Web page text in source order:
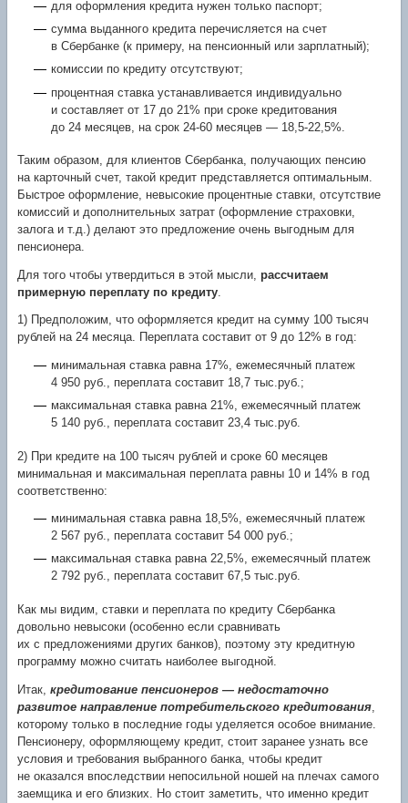
для оформления кредита нужен только паспорт;
сумма выданного кредита перечисляется на счет
в Сбербанке (к примеру, на пенсионный или зарплатный);
комиссии по кредиту отсутствуют;
процентная ставка устанавливается индивидуально
и составляет от 17 до 21% при сроке кредитования
до 24 месяцев, на срок 24-60месяцев — 18,5-22,5%.
Таким образом, для клиентов Сбербанка, получающих пенсию
на карточный счет, такой кредит представляется оптимальным.
Быстрое оформление, невысокие процентные ставки, отсутствие
комиссий и дополнительных затрат (оформление страховки,
залога и т.д.) делают это предложение очень выгодным для
пенсионера.
Для того чтобы утвердиться в этой мысли, рассчитаем
примерную переплату по кредиту.
1) Предположим, что оформляется кредит на сумму 100 тысяч
рублей на 24 месяца. Переплата составит от 9 до 12% в год:
минимальная ставка равна 17%, ежемесячный платеж
4 950 руб., переплата составит 18,7 тыс.руб.;
максимальная ставка равна 21%, ежемесячный платеж
5 140 руб., переплата составит 23,4 тыс.руб.
2) При кредите на 100 тысяч рублей и сроке 60 месяцев
минимальная и максимальная переплата равны 10 и 14% в год
соответственно:
минимальная ставка равна 18,5%, ежемесячный платеж
2 567 руб., переплата составит 54 000 руб.;
максимальная ставка равна 22,5%, ежемесячный платеж
2 792 руб., переплата составит 67,5 тыс.руб.
Как мы видим, ставки и переплата по кредиту Сбербанка
довольно невысоки (особенно если сравнивать
их с предложениями других банков), поэтому эту кредитную
программу можно считать наиболее выгодной.
Итак, кредитование пенсионеров — недостаточно
развитое направление потребительского кредитования
которому только в последние годы уделяется особое внимание.
Пенсионеру, оформляющему кредит, стоит заранее узнать все
условия и требования выбранного банка, чтобы кредит
не оказался впоследствии непосильной ношей на плечах самого
заемщика и его близких. Но стоит заметить, что именно кредит